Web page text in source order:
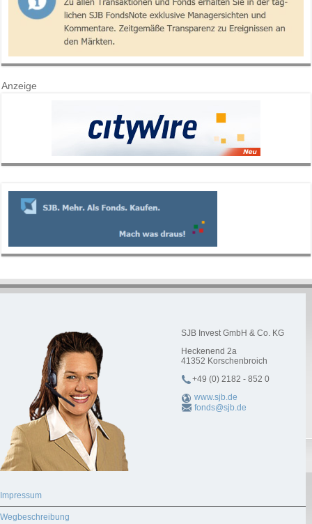
Anzeige
SJB Invest GmbH & Co. KG
Heckenend 2a
41352 Korschenbroich
+49 (0) 2182 - 852 0
www.sjb.de
fonds@sjb.de
Impressum
Wegbeschreibung